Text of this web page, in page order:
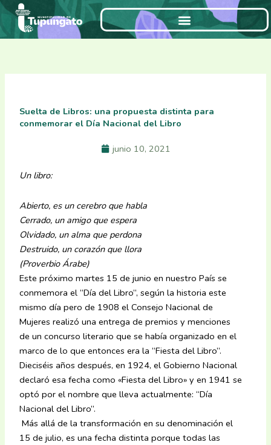
Ir
contenido
Suelta de Libros: una propuesta distinta para
conmemorar el Día Nacional del Libro
junio 10, 2021
Un libro:
Abierto, es un cerebro que habla
Cerrado, un amigo que espera
Olvidado, un alma que perdona
Destruido, un corazón que llora
(Proverbio Árabe)
Este próximo martes 15 de junio en nuestro País se
conmemora el “Día del Libro”, según la historia este
mismo día pero de 1908 el Consejo Nacional de
Mujeres realizó una entrega de premios y menciones
de un concurso literario que se había organizado en el
marco de lo que entonces era la “Fiesta del Libro”.
Dieciséis años después, en 1924, el Gobierno Nacional
declaró esa fecha como «Fiesta del Libro» y en 1941 se
optó por el nombre que lleva actualmente: “Día
Nacional del Libro”.
Más allá de la transformación en su denominación el
15 de julio, es una fecha distinta porque todas las